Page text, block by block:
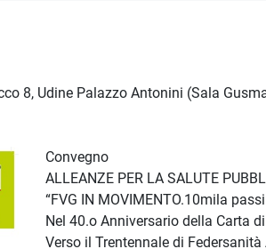
8, Udine Palazzo Antonini (Sala
Convegno
ALLEANZE PER LA SALUTE
“FVG IN MOVIMENTO.10mila
Nel 40.o Anniversario della Carta
Verso il Trentennale di Federsanità